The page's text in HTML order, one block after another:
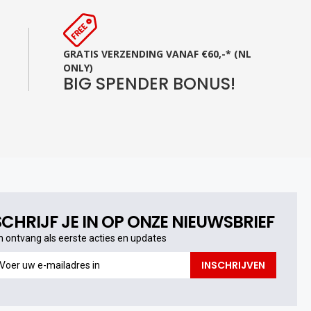
GRATIS VERZENDING VANAF €60,-* (NL
ONLY)
BIG SPENDER BONUS!
JE IN OP ONZE NIEUWSBRIEF
ontvang als eerste acties en updates
INSCHRIJVEN